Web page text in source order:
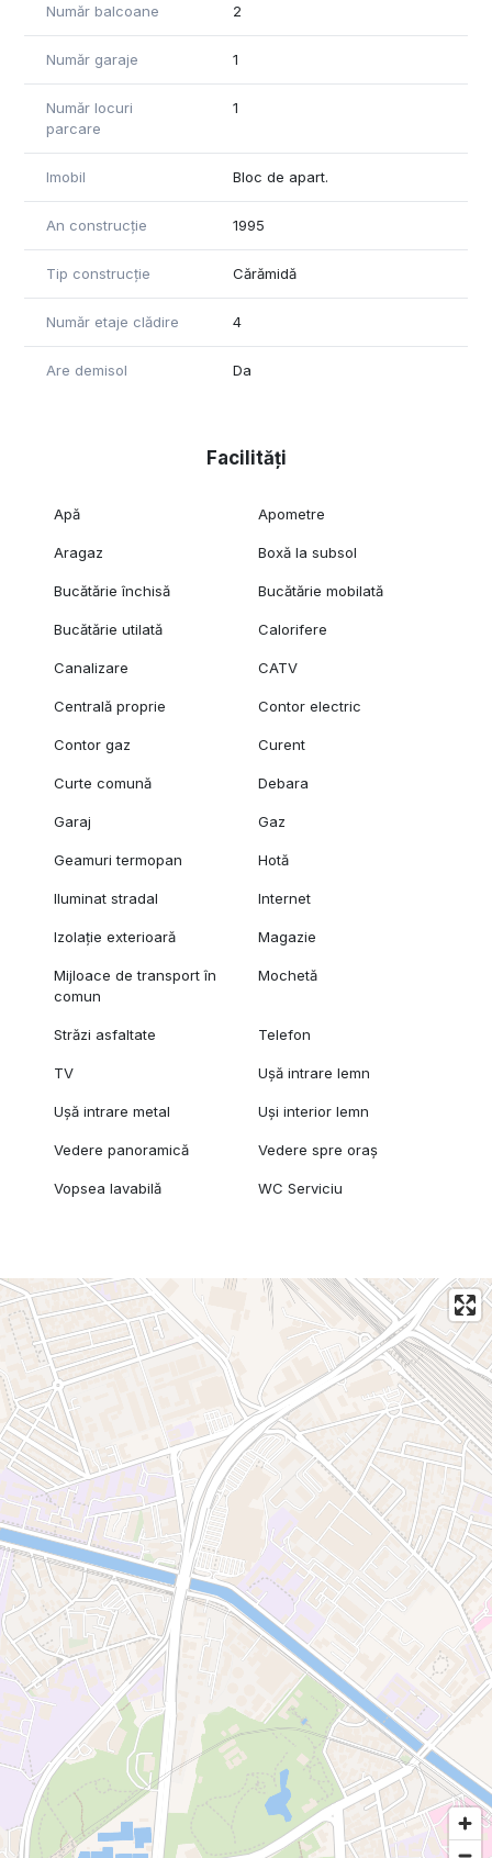
Număr balcoane 2
Număr garaje 1
Număr locuri
parcare
1
Imobil Bloc de apart.
An construcție 1995
Tip construcție Cărămidă
Număr etaje clădire 4
Are demisol Da
Facilități
Apă Apometre
Aragaz Boxă la subsol
Bucătărie închisă Bucătărie mobilată
Bucătărie utilată Calorifere
Canalizare CATV
Centrală proprie Contor electric
Contor gaz Curent
Curte comună Debara
Garaj Gaz
Geamuri termopan Hotă
Iluminat stradal Internet
Izolație exterioară Magazie
Mijloace de transport în
comun
Mochetă
Străzi asfaltate Telefon
TV Ușă intrare lemn
Ușă intrare metal Uși interior lemn
Vedere panoramică Vedere spre oraș
Vopsea lavabilă WC Serviciu